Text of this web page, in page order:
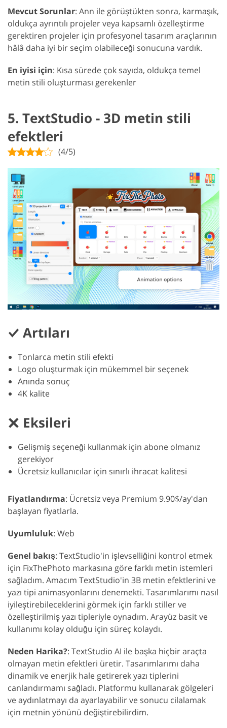
Mevcut Sorunlar: Ann ile görüştükten sonra, karmaşık,
oldukça ayrıntılı projeler veya kapsamlı özelleştirme
gerektiren projeler için profesyonel tasarım araçlarının
hâlâ daha iyi bir seçim olabileceği sonucuna vardık.
En iyisi için: Kısa sürede çok sayıda, oldukça temel
metin stili oluşturması gerekenler
5. TextStudio - 3D metin stili
efektleri
(4/5)
Artıları
Tonlarca metin stili efekti
Logo oluşturmak için mükemmel bir seçenek
Anında sonuç
4K kalite
Eksileri
Gelişmiş seçeneği kullanmak için abone olmanız
gerekiyor
Ücretsiz kullanıcılar için sınırlı ihracat kalitesi
Fiyatlandırma: Ücretsiz veya Premium 9.90$/ay'dan
başlayan fiyatlarla.
Uyumluluk: Web
Genel bakış: TextStudio'in işlevselliğini kontrol etmek
için FixThePhoto markasına göre farklı metin istemleri
sağladım. Amacım TextStudio'in 3B metin efektlerini ve
yazı tipi animasyonlarını denemekti. Tasarımlarımı nasıl
iyileştirebileceklerini görmek için farklı stiller ve
özelleştirilmiş yazı tipleriyle oynadım. Arayüz basit ve
kullanımı kolay olduğu için süreç kolaydı.
Neden Harika?: TextStudio AI ile başka hiçbir araçta
olmayan metin efektleri üretir. Tasarımlarımı daha
dinamik ve enerjik hale getirerek yazı tiplerini
canlandırmamı sağladı. Platformu kullanarak gölgeleri
ve aydınlatmayı da ayarlayabilir ve sonucu cilalamak
için metnin yönünü değiştirebilirdim.